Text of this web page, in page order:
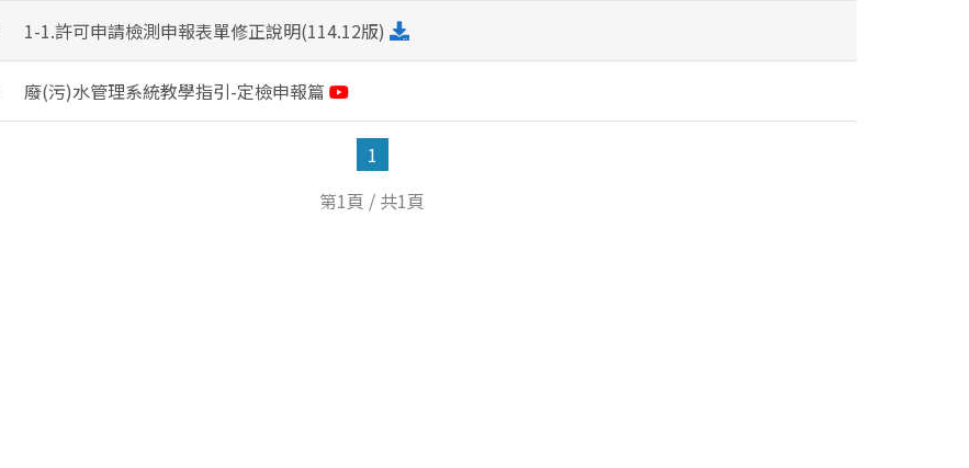
1-1.許可申請檢測申報表單修正說明(114.12版)
廢(污)水管理系統教學指引-定檢申報篇
1
第1頁 / 共1頁